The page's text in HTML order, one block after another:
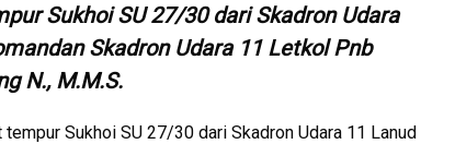
Sukhoi SU 27/30 dari Skadron Udara
Skadron Udara 11 Letkol Pnb
N., M.M.S.
Sukhoi SU 27/30 dari Skadron Udara 11 Lanud